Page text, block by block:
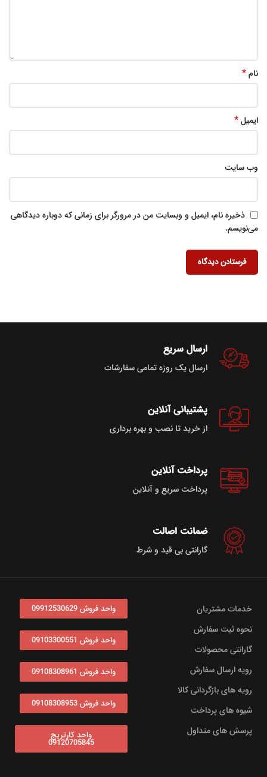
نام*
ایمیل*
وب‌ سایت
ذخیره نام، ایمیل و وبسایت من در مرورگر برای زمانی که دوباره دیدگاهی
می‌نویسم.
ارسال سریع
ارسال یک روزه تمامی سفارشات
پشتیبانی آنلاین
از خرید تا نصب و بهره برداری
پرداخت آنلاین
پرداخت سریع و آنلاین
ضمانت اصالت
گارانتی بی قید و شرط
خدمات مشتریان
نحوه ثبت سفارش
گارانتی محصولات
رویه ارسال سفارش
رویه های بازگردانی کالا
شیوه های پرداخت
پرسش های متداول
واحد فروش 09912530629
واحد فروش 09103300551
واحد فروش 09108308961
واحد فروش 09108308953
واحد کارتریج
09120705845